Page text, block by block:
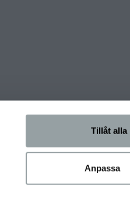
Tillåt alla
Anpassa